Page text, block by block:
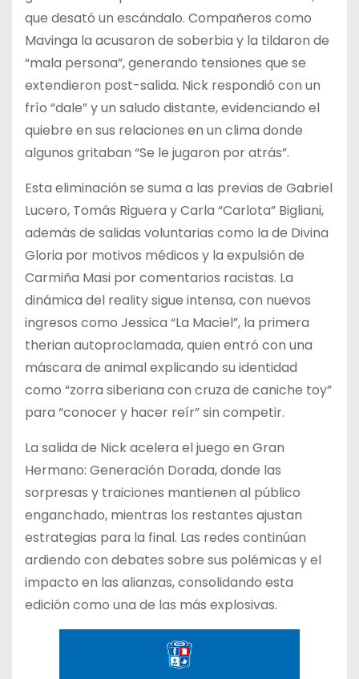
que desató un escándalo. Compañeros como
Mavinga la acusaron de soberbia y la tildaron de
“mala persona”, generando tensiones que se
extendieron post-salida. Nick respondió con un
frío “dale” y un saludo distante, evidenciando el
quiebre en sus relaciones en un clima donde
algunos gritaban “Se le jugaron por atrás”.
Esta eliminación se suma a las previas de Gabriel
Lucero, Tomás Riguera y Carla “Carlota” Bigliani,
además de salidas voluntarias como la de Divina
Gloria por motivos médicos y la expulsión de
Carmiña Masi por comentarios racistas. La
dinámica del reality sigue intensa, con nuevos
ingresos como Jessica “La Maciel”, la primera
therian autoproclamada, quien entró con una
máscara de animal explicando su identidad
como “zorra siberiana con cruza de caniche toy”
para “conocer y hacer reír” sin competir.
La salida de Nick acelera el juego en Gran
Hermano: Generación Dorada, donde las
sorpresas y traiciones mantienen al público
enganchado, mientras los restantes ajustan
estrategias para la final. Las redes continúan
ardiendo con debates sobre sus polémicas y el
impacto en las alianzas, consolidando esta
edición como una de las más explosivas.